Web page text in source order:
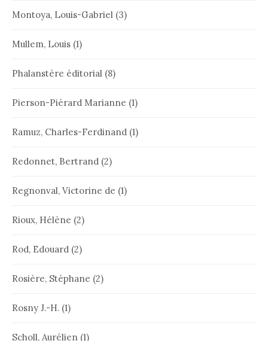
Montoya, Louis-Gabriel (3)
Mullem, Louis (1)
Phalanstère éditorial (8)
Pierson-Piérard Marianne (1)
Ramuz, Charles-Ferdinand (1)
Redonnet, Bertrand (2)
Regnonval, Victorine de (1)
Rioux, Hélène (2)
Rod, Edouard (2)
Rosière, Stéphane (2)
Rosny J.-H. (1)
Scholl, Aurélien (1)